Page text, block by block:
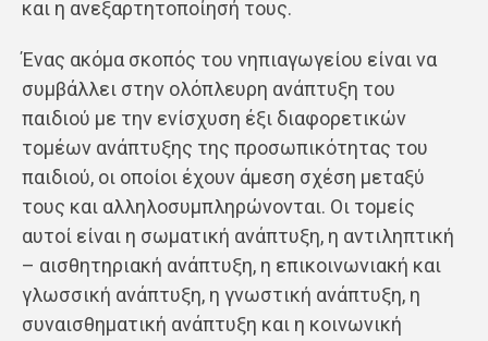
και η ανεξαρτητοποίησή τους.
Ένας ακόμα σκοπός του νηπιαγωγείου είναι να
συμβάλλει στην ολόπλευρη ανάπτυξη του
παιδιού με την ενίσχυση έξι διαφορετικών
τομέων ανάπτυξης της προσωπικότητας του
παιδιού, οι οποίοι έχουν άμεση σχέση μεταξύ
τους και αλληλοσυμπληρώνονται. Οι τομείς
αυτοί είναι η σωματική ανάπτυξη, η αντιληπτική
– αισθητηριακή ανάπτυξη, η επικοινωνιακή και
γλωσσική ανάπτυξη, η γνωστική ανάπτυξη, η
συναισθηματική ανάπτυξη και η κοινωνική